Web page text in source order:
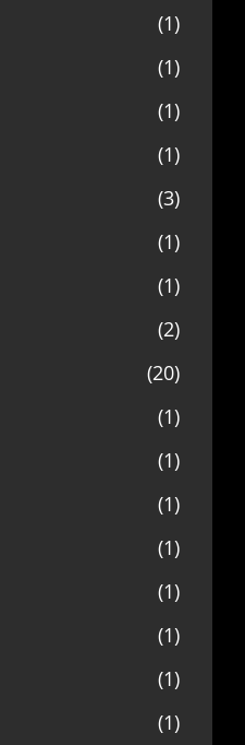
(1)
(1)
(1)
(1)
(3)
(1)
(1)
(2)
(20)
(1)
(1)
(1)
(1)
(1)
(1)
(1)
(1)